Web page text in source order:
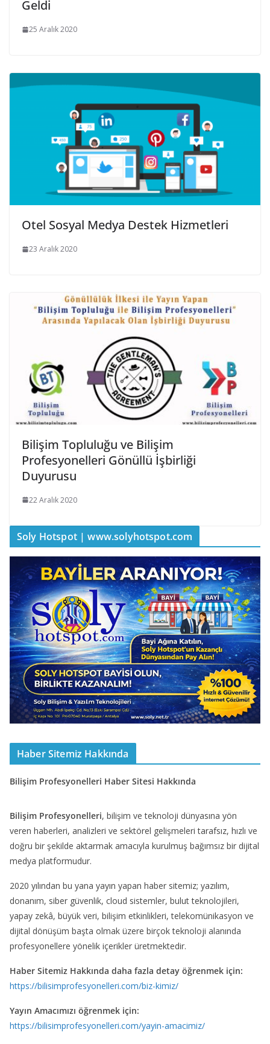
Geldi
25 Aralık 2020
Otel Sosyal Medya Destek Hizmetleri
23 Aralık 2020
Bilişim Topluluğu ve Bilişim
Profesyonelleri Gönüllü İşbirliği
Duyurusu
22 Aralık 2020
Soly Hotspot | www.solyhotspot.com
Haber Sitemiz Hakkında
Bilişim Profesyonelleri Haber Sitesi Hakkında
Bilişim Profesyonelleri, bilişim ve teknoloji dünyasına yön
veren haberleri, analizleri ve sektörel gelişmeleri tarafsız, hızlı ve
doğru bir şekilde aktarmak amacıyla kurulmuş bağımsız bir dijital
medya platformudur.
2020 yılından bu yana yayın yapan haber sitemiz; yazılım,
donanım, siber güvenlik, cloud sistemler, bulut teknolojileri,
yapay zekâ, büyük veri, bilişim etkinlikleri, telekomünikasyon ve
dijital dönüşüm başta olmak üzere birçok teknoloji alanında
profesyonellere yönelik içerikler üretmektedir.
Haber Sitemiz Hakkında daha fazla detay öğrenmek için:
https://bilisimprofesyonelleri.com/biz-kimiz/
Yayın Amacımızı öğrenmek için:
https://bilisimprofesyonelleri.com/yayin-amacimiz/